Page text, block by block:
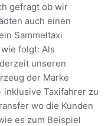
gefragt ob wir
auch einen
Sammeltaxi
folgt: Als
unseren
der Marke
inklusive Taxifahrer zu
wo die Kunden
es zum Beispiel